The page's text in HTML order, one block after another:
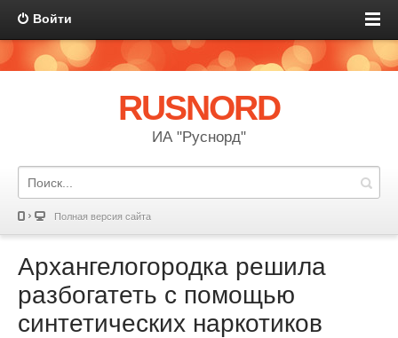
Войти
RUSNORD
ИА "Руснорд"
Полная версия сайта
Архангелогородка решила
разбогатеть с помощью
синтетических наркотиков